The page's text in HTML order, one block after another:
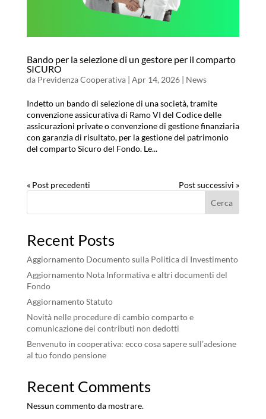
Bando per la selezione di un gestore per il comparto
SICURO
da Previdenza Cooperativa| Apr 14, 2026| News
Indetto un bando di selezione di una società, tramite
convenzione assicurativa di Ramo VI del Codice delle
assicurazioni private o convenzione di gestione finanziaria
con garanzia di risultato, per la gestione del patrimonio
del comparto Sicuro del Fondo. Le...
« Post precedenti
Post successivi »
Cerca
Recent Posts
Aggiornamento Documento sulla Politica di Investimento
Aggiornamento Nota Informativa e altri documenti del
Fondo
Aggiornamento Statuto
Novità nelle procedure di cambio comparto e
comunicazione dei contributi non dedotti
Benvenuto in cooperativa: ecco cosa sapere sull’adesione
al tuo fondo pensione
Recent Comments
Nessun commento da mostrare.